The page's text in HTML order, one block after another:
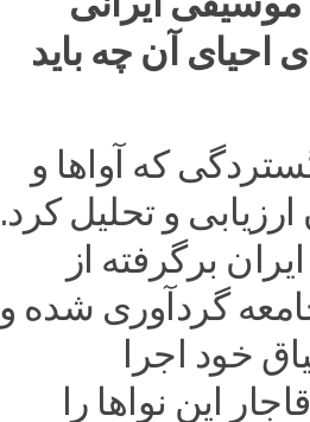
احیای آن چه باید
که آواها و
و تحلیل کرد.
برگرفته از
گردآوری شده و
خود اجرا
این نواها را